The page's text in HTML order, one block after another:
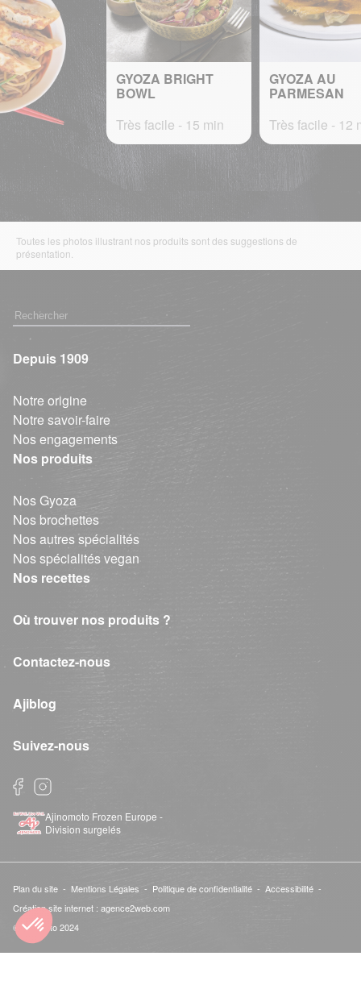
GYOZA BRIGHT
BOWL
Très facile - 15 min
GYOZA AU
PARMESAN
Très facile - 12
Toutes les photos illustrant nos produits sont des suggestions de
présentation.
Depuis 1909
Notre origine
Notre savoir-faire
Nos engagements
Nos produits
Nos Gyoza
Nos brochettes
Nos autres spécialités
Nos spécialités vegan
Nos recettes
Où trouver nos produits ?
Contactez-nous
Ajiblog
Suivez-nous
Ajinomoto Frozen Europe -
Division surgelés
Plan du site - Mentions Légales - Politique de confidentialité - Accessibilité -
Création site internet : agence2web.com
©Ajinomoto 2024